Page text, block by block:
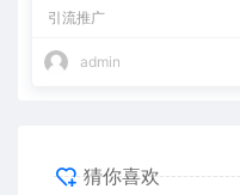
引流推广
admin
猜你喜欢